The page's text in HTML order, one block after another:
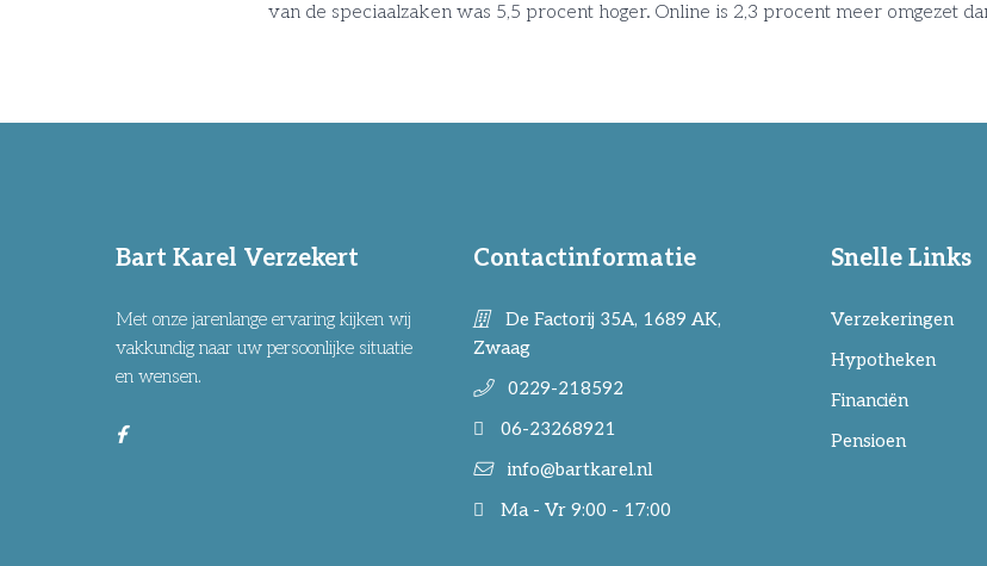
van de speciaalzaken was 5,5 procent hoger. Online is 2,3 procent meer omgezet
Bart Karel Verzekert
Met onze jarenlange ervaring kijken wij
vakkundig naar uw persoonlijke situatie
en wensen.
Contactinformatie
De Factorij 35A, 1689 AK,
Zwaag
0229-218592
06-23268921
info@bartkarel.nl
Ma - Vr 9:00 - 17:00
Snelle Links
Verzekeringen
Hypotheken
Financiën
Pensioen